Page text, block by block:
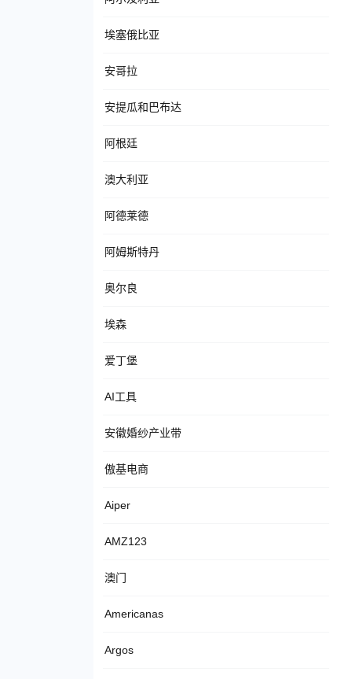
埃塞俄比亚
安哥拉
安提瓜和巴布达
阿根廷
澳大利亚
阿德莱德
阿姆斯特丹
奥尔良
埃森
爱丁堡
AI工具
安徽婚纱产业带
傲基电商
Aiper
AMZ123
澳门
Americanas
Argos